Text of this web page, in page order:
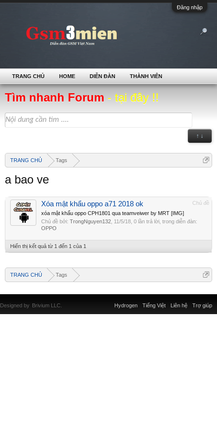
Đăng nhập
Tìm nhanh Forum - tại đây !!
↑ ↓
TRANG CHỦ Tags
a bao ve
Chủ đề
Xóa mật khẩu oppo a71 2018 ok
xóa mật khẩu oppo CPH1801 qua teamveiwer by MRT [IMG]
Chủ đề bởi: TrongNguyen132 11/5/18 , 0 lần trả lời, trong diễn đàn:
OPPO
Hiển thị kết quả từ 1 đến 1 của 1
TRANG CHỦ Tags
TRANG CHỦ HOME DIỄN ĐÀN THÀNH VIÊN
Liên hệ Trợ giúp
Hydrogen Tiếng Việt
Designed by Brivium LLC.